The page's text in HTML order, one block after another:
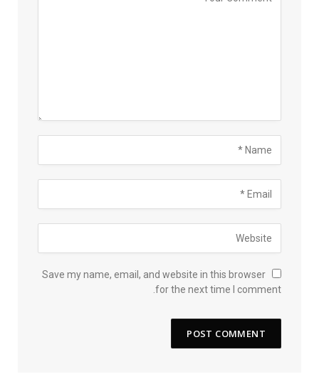
Save my name, email, and website in this browser
for the next time I comment.